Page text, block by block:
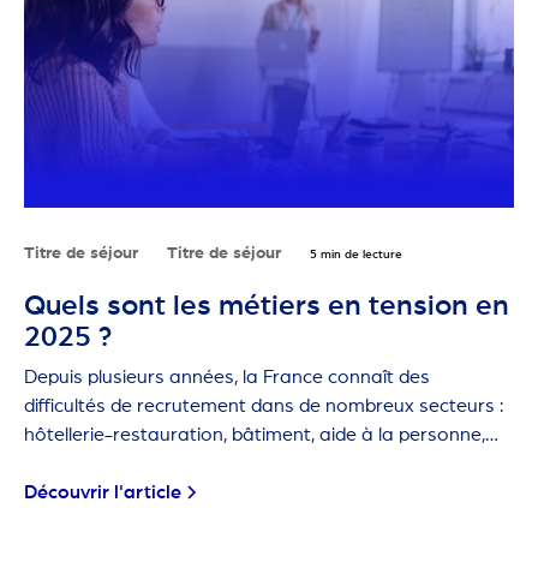
Titre de séjour Titre de séjour 5 min de lecture
Quels sont les métiers en tension en
2025 ?
Depuis plusieurs années, la France connaît des
difficultés de recrutement dans de nombreux secteurs :
hôtellerie-restauration, bâtiment, aide à la personne,
employeurs ont de plus en plus de mal à trouver des
Découvrir l'article